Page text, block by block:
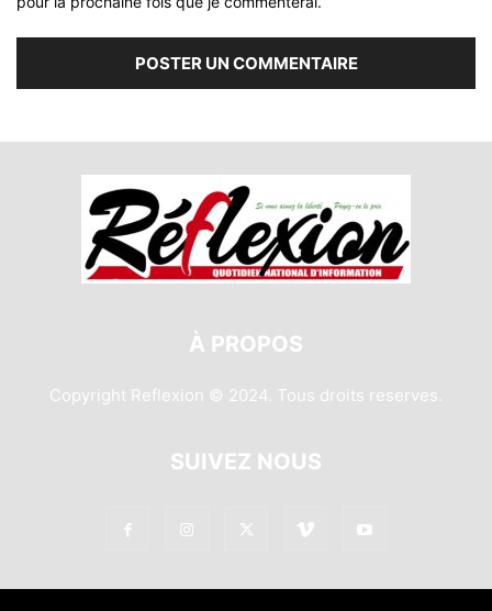
À PROPOS
Copyright Reflexion © 2024. Tous droits reserves.
SUIVEZ NOUS